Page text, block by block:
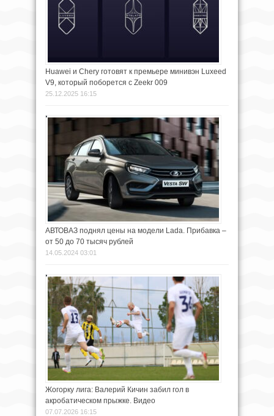
Huawei и Chery готовят к премьере минивэн Luxeed
V9, который поборется с Zeekr 009
25.12.2025 16:15
АВТОВАЗ поднял цены на модели Lada. Прибавка –
от 50 до 70 тысяч рублей
14.05.2024 03:01
Жогорку лига: Валерий Кичин забил гол в
акробатическом прыжке. Видео
07.07.2026 16:15